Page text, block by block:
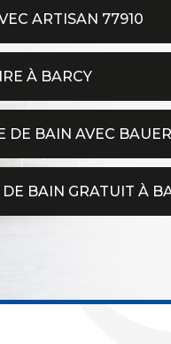
ARTISAN 77910
À BARCY
DE BAIN AVEC
BAIN GRATUIT À